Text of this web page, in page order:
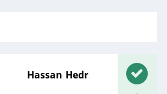
Hassan Hedr